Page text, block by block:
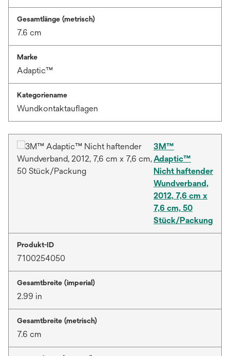
Gesamtlänge (metrisch)
7.6 cm
Marke
Adaptic™
Kategoriename
Wundkontaktauflagen
3M™
Adaptic™
Nicht haftender
Wundverband,
2012, 7,6 cm x
7,6 cm, 50
Stück/Packung
Produkt-ID
7100254050
Gesamtbreite (imperial)
2.99 in
Gesamtbreite (metrisch)
7.6 cm